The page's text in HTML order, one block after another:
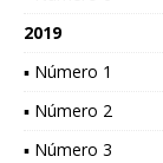
2019
▪ Número 1
▪ Número 2
▪ Número 3